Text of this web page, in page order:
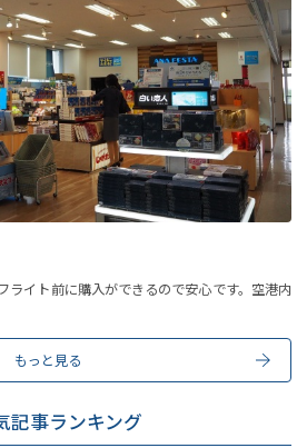
ライト前に購入ができるので安心です。空港内
もっと見る
記事ランキング